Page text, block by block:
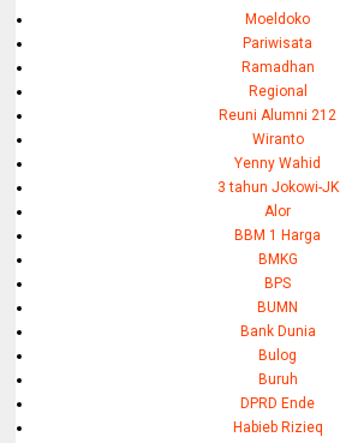
Moeldoko
Pariwisata
Ramadhan
Regional
Reuni Alumni 212
Wiranto
Yenny Wahid
3 tahun Jokowi-JK
Alor
BBM 1 Harga
BMKG
BPS
BUMN
Bank Dunia
Bulog
Buruh
DPRD Ende
Habieb Rizieq